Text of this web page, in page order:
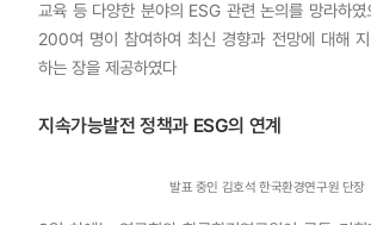
교육 등 다양한 분야의 ESG 관련 논의를 망라하
200여 명이 참여하여 최신 경향과 전망에 대해
하는 장을 제공하였다
지속가능발전 정책과 ESG의 연계
발표 중인 김호석 한국환경연구원 단장